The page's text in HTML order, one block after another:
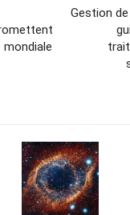
Gestion